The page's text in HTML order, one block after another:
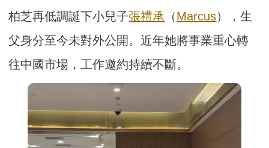
柏芝再低調誕下小兒子張禮承 （Marcus），生
父身分至今未對外公開。近年她將事業重心轉
往中國市場，工作邀約持續不斷。